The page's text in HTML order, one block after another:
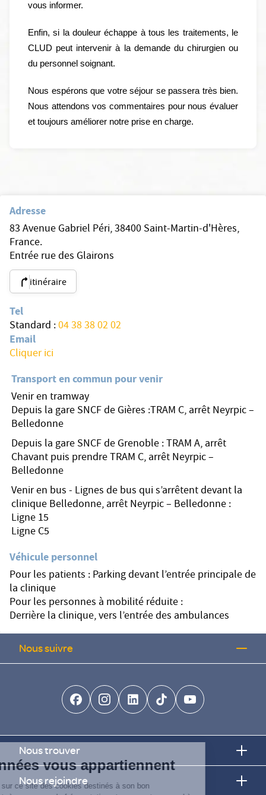
Vos données vous appartiennent
ELSAN utilise sur ce site des cookies destinés à son bon
vous informer.
Enfin, si la douleur échappe à tous les traitements, le
CLUD peut intervenir à la demande du chirurgien ou
du personnel soignant.
Nous espérons que votre séjour se passera très bien.
Nous attendons vos commentaires pour nous évaluer
et toujours améliorer notre prise en charge.
Adresse
83 Avenue Gabriel Péri, 38400 Saint-Martin-d'Hères,
France.
Entrée rue des Glairons
itinéraire
Tel
Standard :04 38 38 02 02
Email
Cliquer ici
Transport en commun pour venir
Venir en tramway
Depuis la gare SNCF de Gières :TRAM C, arrêt Neyrpic –
Belledonne
Depuis la gare SNCF de Grenoble : TRAM A, arrêt
Chavant puis prendre TRAM C, arrêt Neyrpic –
Belledonne
Venir en bus - Lignes de bus qui s’arrêtent devant la
clinique Belledonne, arrêt Neyrpic – Belledonne :
Ligne 15
Ligne C5
Véhicule personnel
Pour les patients : Parking devant l’entrée principale de
la clinique
Pour les personnes à mobilité réduite :
Derrière la clinique, vers l’entrée des ambulances
Nous suivre
facebook-brands
instagramlinkedin-brands
tiktok-brands
youtube
Nous trouver
Nous rejoindre